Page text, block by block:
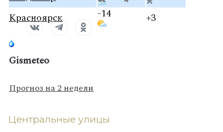
Красноярск
-14 +3
Gismeteo
Прогноз на 2 недели
Центральные улицы